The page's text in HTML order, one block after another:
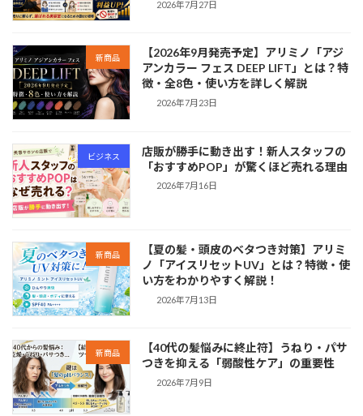
2026年7月27日
新商品
【2026年9月発売予定】アリミノ「アジ
アンカラー フェス DEEP LIFT」とは？特
徴・全8色・使い方を詳しく解説
2026年7月23日
ビジネス
店販が勝手に動き出す！新人スタッフの
「おすすめPOP」が驚くほど売れる理由
2026年7月16日
新商品
【夏の髪・頭皮のベタつき対策】アリミ
ノ「アイスリセットUV」とは？特徴・使
い方をわかりやすく解説！
2026年7月13日
新商品
【40代の髪悩みに終止符】うねり・パサ
つきを抑える「弱酸性ケア」の重要性
2026年7月9日